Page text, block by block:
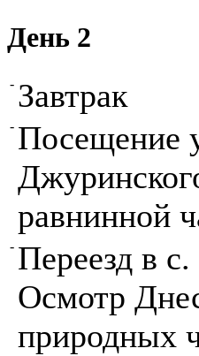
День 2
- Завтрак
- Посещение
равнинной
- Переезд в
Осмотр
природных